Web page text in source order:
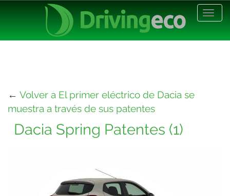
← Volver a El primer eléctrico de Dacia se
muestra a través de sus patentes
Dacia Spring Patentes (1)